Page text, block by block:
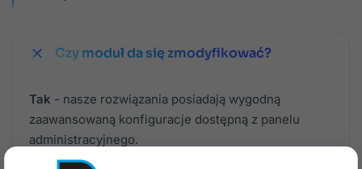
Czy moduł da się zmodyfikować?
Tak - nasze rozwiązania posiadają wygodną
zaawansowaną konfiguracje dostępną z panelu
administracyjnego.
Dodatkowo jeśli chcesz zmienić ich wygląd możesz